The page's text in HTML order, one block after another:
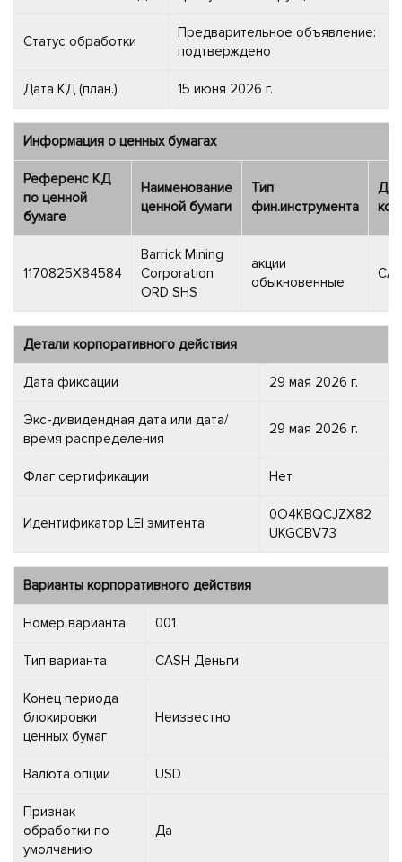
Статус обработки
Предварительное объявление:
подтверждено
Дата КД (план.) 15 июня 2026 г.
Информация о ценных бумагах
Референс КД
по ценной
бумаге
Наименование
ценной бумаги
Тип
фин.инструмента
1170825X84584
Barrick Mining
Corporation
ORD SHS
акции
обыкновенные
Детали корпоративного действия
Дата фиксации 29 мая 2026 г.
Экс-дивидендная дата или дата/
время распределения
29 мая 2026 г.
Флаг сертификации Нет
Идентификатор LEI эмитента
0O4KBQCJZX82
UKGCBV73
Варианты корпоративного действия
Номер варианта 001
Тип варианта CASH Деньги
Конец периода
блокировки
ценных бумаг
Неизвестно
Валюта опции USD
Признак
обработки по
умолчанию
Да